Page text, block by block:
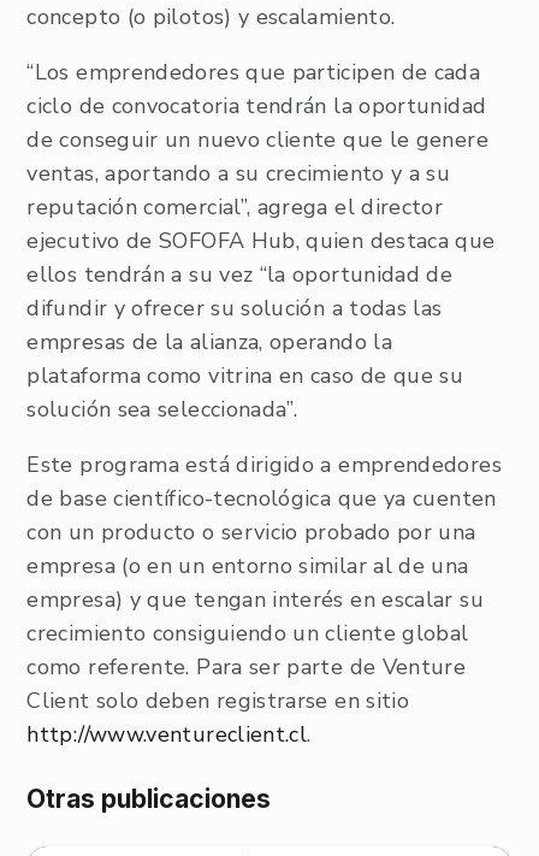
concepto (o pilotos) y escalamiento.
“Los emprendedores que participen de cada
ciclo de convocatoria tendrán la oportunidad
de conseguir un nuevo cliente que le genere
ventas, aportando a su crecimiento y a su
reputación comercial”, agrega el director
ejecutivo de SOFOFA Hub, quien destaca que
ellos tendrán a su vez “la oportunidad de
difundir y ofrecer su solución a todas las
empresas de la alianza, operando la
plataforma como vitrina en caso de que su
solución sea seleccionada”.
Este programa está dirigido a emprendedores
de base científico-tecnológica que ya cuenten
con un producto o servicio probado por una
empresa (o en un entorno similar al de una
empresa) y que tengan interés en escalar su
crecimiento consiguiendo un cliente global
como referente. Para ser parte de Venture
Client solo deben registrarse en sitio
http://www.ventureclient.cl.
Otras publicaciones